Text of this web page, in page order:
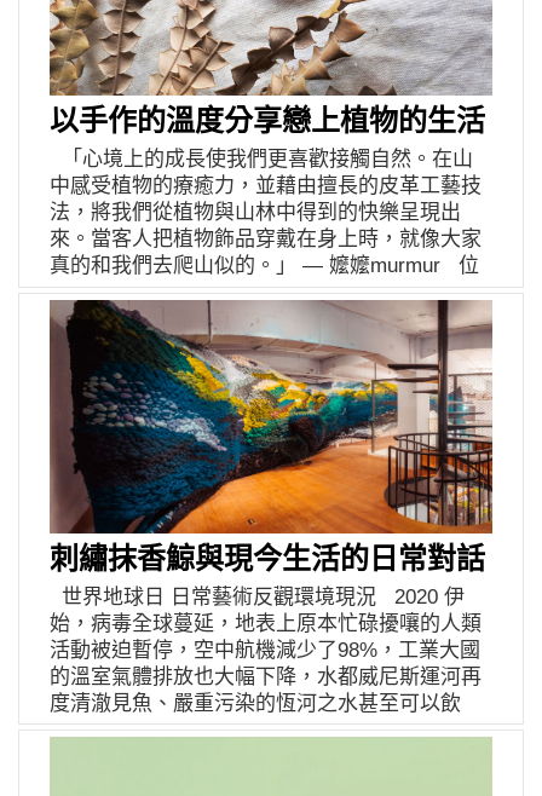
的手作陶，也有台語蹲、踞的意思，就像呱蛙們
蹲踞、駐足在大家家中妝點著生活。以青蛙為主
要創作題材，取自蛙蚪的發音。把生活中的興趣
喜好、喜怒哀樂都捏進了陶器裡，揉進土裡的氣
力是處在日子中的經歷，土會反映出在作陶間的
心境，擬人化的呱哇們就像是日常中陪伴的療愈
系朋友，期待在使用它們的你，天天都能有好心
情，手作陶的溫度總是在使用起來讓人滿足與會
心一笑！ facebook Instagram
「The inner space」，並在其中加入印花的技法
及 Tufting 技術。每次的創作，都是將過去累積的
能量精簡、濃縮再轉化到布料上。如果以往我們
對針織的認識，是來自童話故事裡奶奶手上的鉤
針，那現在郁媚就像新時代的編織鬥士，讓觀者
看到作品後會覺得，啊！原來編織可以這樣玩
呀。 訪問的當下，我在很吵雜的公車亭，郁媚則
是剛從前一晚與朋友的聚會清醒。彼此都受了一
點外力影響著對話，但我聽得出針織降落在她心
中很重要的位置，當她說出「離不開了」，作品
就注入更多的生命，或許生活有再多費心的事，
針織都能撫平，按一下右鍵然後重新整理。看來
在還不能回去倫敦之前，我得把握時間，用郁媚
最喜歡的陽光，把她拉攏到高雄駁二店裡，好好
地跟大家碰個面，敬請期待三月的消息！ 一片
日光｜Yu Mei Huang 個展 展覽地點｜高雄市鹽
埕區大義街 2-3 號 C9-14 倉庫｜伊日好物駁二店
展覽時間｜即日起至 04/25 週一至週日 12:00-
19:00 伊日好物 YIRI GOODS 粉絲專頁 Yu Mei
Huang Instagram 連結 Yu Mei Huang web 連結
談起開立「雜貨店」的念頭，鑑軒先貼心地遞給
了選購郵票的客人郵票夾，再娓娓說著，因曾擔
任選物店鋪前線職務，接觸價位較高商品多時，
可是心裡始終存有一塊搔不到癢的地方：「美好
能不能從更簡單的東西裡獲得？」這樣的疑惑其
來有自，是因為他注意到許多客人會害怕踏進自
己「感覺」負擔不起的店裡，間接也失去了擴增
更多眼界的機會。 對鑑軒來說，記憶中外公位於
南投的豐達商行，就是鄰里眼中的寶庫，大人小
孩總能在裡頭找到喜歡的東西。如此親切、沒有
隔閡，像極了他對一間店舖的想像，於是主動向
公司提議，將門市一小塊空間騰出來，讓他得以
將跳蚤市場與鄉下五金雜貨店挖掘出的小物件上
架。而這確實也為店裡開拓了年齡層較低的客
人。更因一次和朋友到市集併攤的經驗，鑑軒更
篤定要持續地在市集出現，雖然僅有一隻手臂寬
的桌面空間，但已足夠擺滿旅行時搜集的 繪本和
童書，並意外擁有迴響。鑑軒深刻地意會到，更
容易入手的選品，降低親近的門檻，除了勾起興
趣之外，還能產生一點影響力。於是，鑑軒積極
重新整理的「豐達」，就此籌備開張。決然離開
公司之後，他更把握每次的旅遊機會，流連在當
地的二手書店，直到閉店前仍在努力翻找，回台
灣後，再持續與書店聯繫。無法出國的時候，就
晃晃福和橋下的市集，像是替大家旅行的私人採
購，再逐一把故事帶到眾人面前，讓人細細閱讀
和品味。偵探般的地毯式搜索，時常令他意外 驚
喜，譬如許多台灣客人以為源於日本的「大耳查
以手作的溫度分享戀上植物的生活
「心境上的成長使我們更喜歡接觸自然。在山
中感受植物的療癒力，並藉由擅長的皮革工藝技
法，將我們從植物與山林中得到的快樂呈現出
來。當客人把植物飾品穿戴在身上時，就像大家
真的和我們去爬山似的。」 — 嬤嬤murmur 位
於台藝大育成中心的工作室內，嬤嬤的主理人小
猴與小璦這麼述說著。認識更多植物、和客人們
分享行走山林間的快樂、不斷挑戰手工藝的更高
境界，是嬤嬤成就感的來源。我詢問她們品牌創
立的契機是什麼？原來是兩人多年前在百貨公司
做櫥窗陳列設計時因緣之下認識了對方，並且發
現彼此對於「手工製作」都有著滿腔熱情：小璦
擅長手工織布、小猴擅長手繪。更湊巧的是，雙
方都渴望學習更多的手工藝技術，因此她們結伴
進修皮革工藝、金工等等課程。待到皮革工藝的
技巧日漸成熟時，抱持著分享喜悅的初衷創立了
品牌，開始將自己的手作寶貝們帶到市集與客人
分享。 嬤嬤成立後，生活中多了一份與客人分享
的喜悅，但是她們也隨即遇到瓶頸。當時她們尚
未發展植物系列的皮飾，產出的商品以可愛俏皮
的袋包為主，因此面臨市場上眾多簡約風皮包的
競爭。在意市場冷淡反應的她倆偶爾需要兼差，
刺繡抹香鯨與現今生活的日常對話
世界地球日 日常藝術反觀環境現況 2020 伊
始，病毒全球蔓延，地表上原本忙碌擾嚷的人類
活動被迫暫停，空中航機減少了98%，工業大國
的溫室氣體排放也大幅下降，水都威尼斯運河再
度清澈見魚、嚴重污染的恆河之水甚至可以飲
用。美國 NASA最新公佈的一系列空照圖，看見